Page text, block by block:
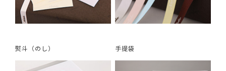
熨斗（のし） 手提袋